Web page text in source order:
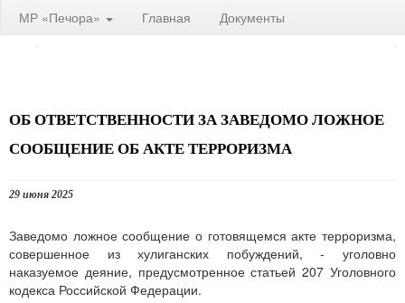
МР «Печора» Главная Документы
ОБ ОТВЕТСТВЕННОСТИ ЗА ЗАВЕДОМО ЛОЖНОЕ
СООБЩЕНИЕ ОБ АКТЕ ТЕРРОРИЗМА
29 июня 2025
Заведомо ложное сообщение о готовящемся акте терроризма,
совершенное из хулиганских побуждений, - уголовно
наказуемое деяние, предусмотренное статьей 207 Уголовного
кодекса Российской Федерации.